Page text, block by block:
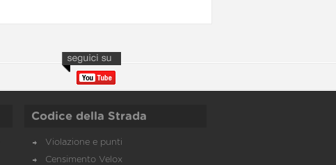
Codice della Strada
Violazione e punti
Censimento Velox